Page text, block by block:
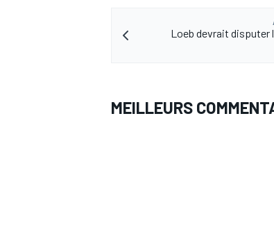
Loeb devrait disputer
MEILLEURS